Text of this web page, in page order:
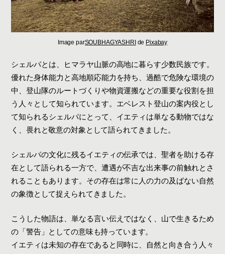
Image parSOUBHAGYASHRIde Pixabay
シェルパとは、ヒマラヤ山脈の高地に暮らす少数民族です。
優れた身体能力と高地順応能力を持ち、過酷で危険な環境の
中、登山隊のルートづくりや物資運搬などの重要な役割を担
う人々として知られています。エベレスト登山の案内役とし
て知られるシェルパにとって、イエティは単なる動物ではな
く、畏れと敬意の対象として語られてきました。
シェルパの文化に残るイエティの伝承では、聖者を助ける存
在として語られる一方で、遭遇が不吉な出来事の前触れとさ
れることもあります。その存在は常に人の力の及ばない自然
の象徴として捉えられてきました。
こうした物語は、単なる言い伝えではなく、山で生きるため
の「警告」としての意味も持っています。
イエティは未知の存在であると同時に、自然と向き合う人々